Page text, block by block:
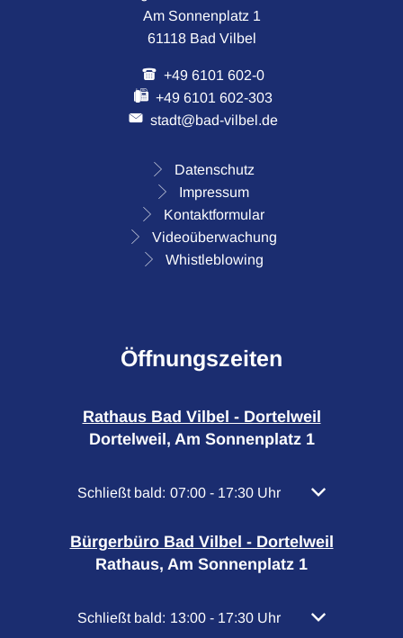
Am Sonnenplatz 1
61118 Bad Vilbel
+49 6101 602-0
+49 6101 602-303
stadt@bad-vilbel.de
Datenschutz
Impressum
Kontaktformular
Videoüberwachung
Whistleblowing
Öffnungszeiten
Rathaus Bad Vilbel - Dortelweil
Dortelweil, Am Sonnenplatz 1
Klicken, um weitere Öffnungs- oder Schließzeiten
Schließt bald: 07:00 - 17:30 Uhr Von 07:00 bis
Bürgerbüro Bad Vilbel - Dortelweil
Rathaus, Am Sonnenplatz 1
Klicken, um weitere Öffnungs- oder Schließzeiten
Schließt bald: 13:00 - 17:30 Uhr Von 13:00 bis